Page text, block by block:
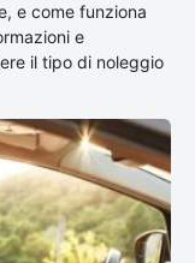
e come funziona
e
il tipo di noleggio